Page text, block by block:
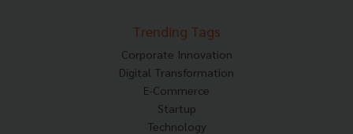
Trending Tags
Corporate Innovation
Digital Transformation
E-Commerce
Startup
Technology